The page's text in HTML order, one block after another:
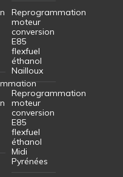
Reprogrammation
moteur
conversion
E85
flexfuel
éthanol
Nailloux
Reprogrammation
moteur
conversion
E85
flexfuel
éthanol
Midi
Pyrénées